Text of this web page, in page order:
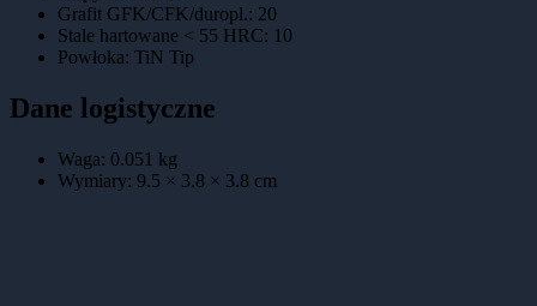
Grafit GFK/CFK/duropl.: 20
Stale hartowane < 55 HRC: 10
Powłoka: TiN Tip
Dane logistyczne
Waga: 0.051 kg
Wymiary: 9.5 × 3.8 × 3.8 cm